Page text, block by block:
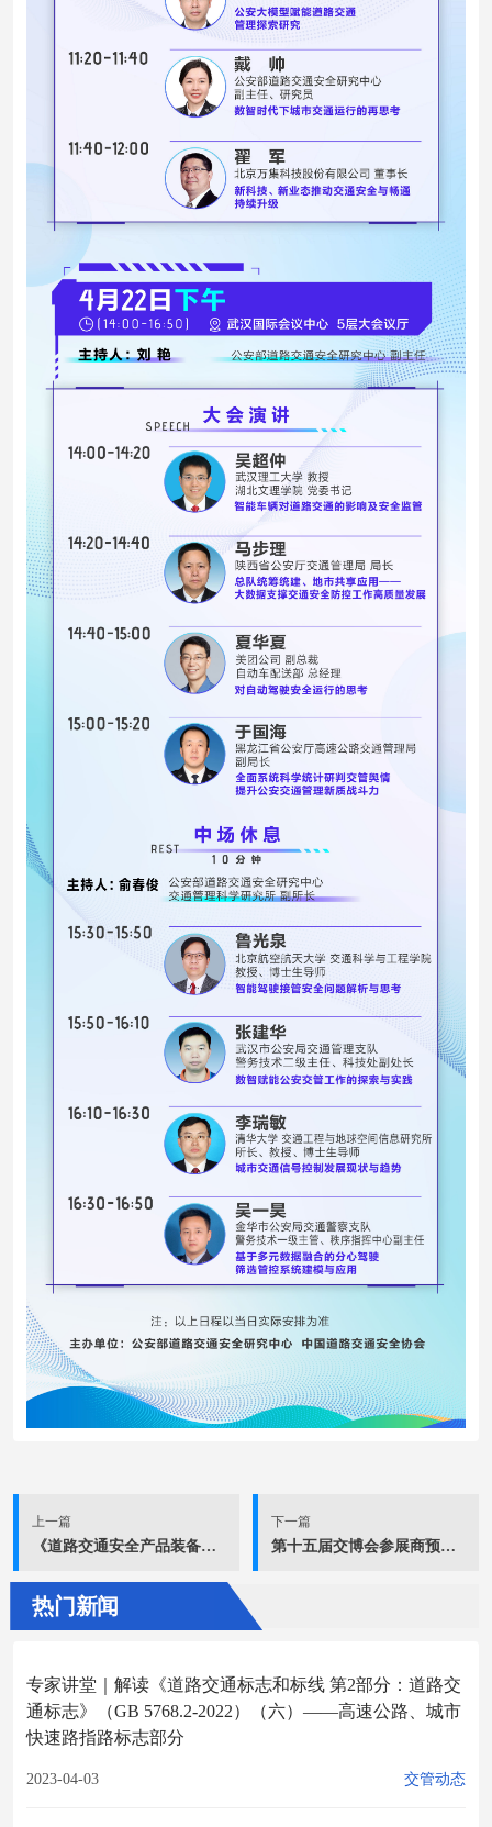
上一篇
《道路交通安全产品装备推荐目录（2025版）》入选企业及产品名单公示
下一篇
第十五届交博会参展商预登记指南
热门新闻
专家讲堂｜解读《道路交通标志和标线 第2部分：道路交
通标志》（GB 5768.2-2022）（六）——高速公路、城市
快速路指路标志部分
2023-04-03 交管动态